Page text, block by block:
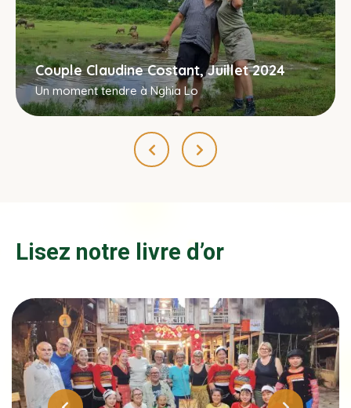
Couple Claudine Costant, Juillet 2024
Un moment tendre à Nghia Lo
Lisez notre livre d’or